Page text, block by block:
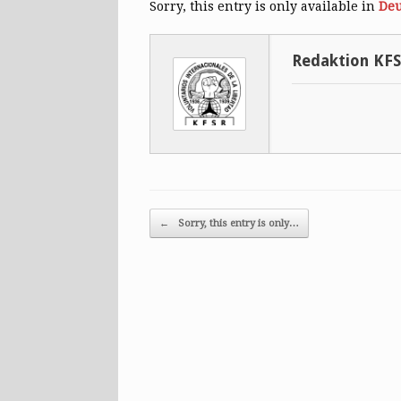
Sorry, this entry is only available in
Redaktion
Post navigation
← Sorry, this entry is only…